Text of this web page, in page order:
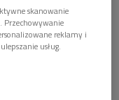
antenę w języku
Warszawie, na
została
skanowanie
Przechowywanie
reklamy i
usług.